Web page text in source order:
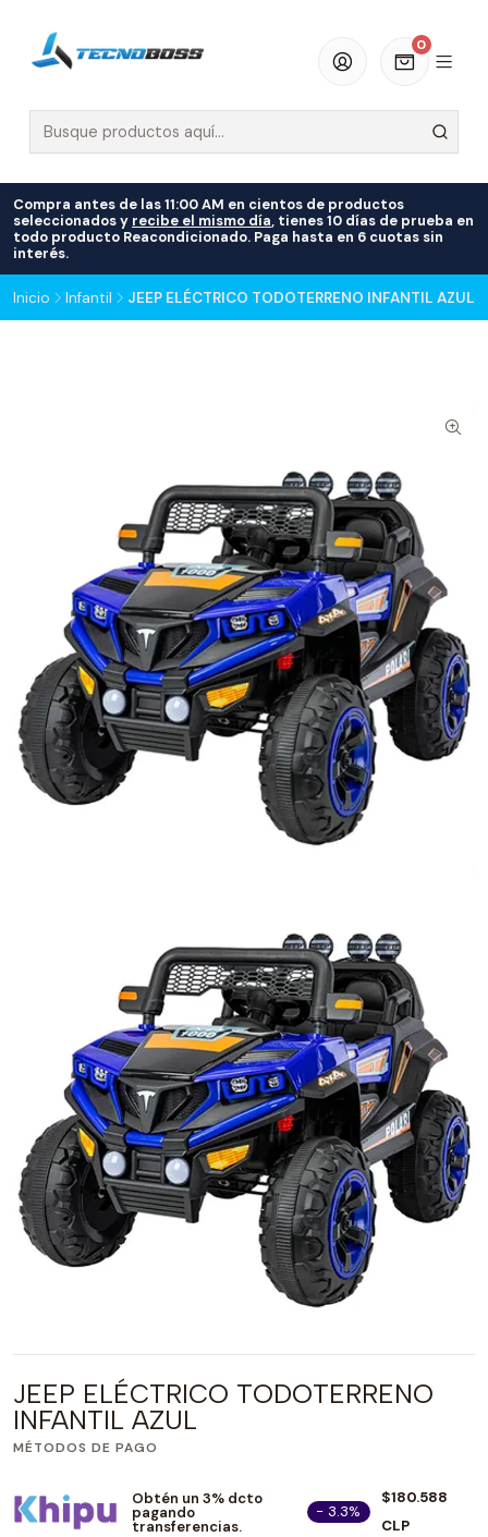
0
Compra antes de las 11:00 AM en cientos de productos
seleccionados y recibe el mismo día, tienes 10 días de prueba en
todo producto Reacondicionado. Paga hasta en 6 cuotas sin
interés.
Inicio Infantil JEEP ELÉCTRICO TODOTERRENO INFANTIL AZUL
JEEP ELÉCTRICO TODOTERRENO
INFANTIL AZUL
MÉTODOS DE PAGO
Obtén un 3% dcto
pagando
transferencias.
- 3.3%
$180.588
CLP